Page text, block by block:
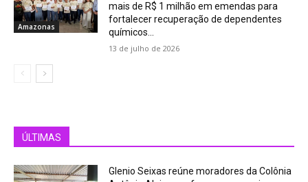
Amazonas
mais de R$ 1 milhão em emendas para
fortalecer recuperação de dependentes
químicos...
13 de julho de 2026
ÚLTIMAS
Glenio Seixas reúne moradores da Colônia